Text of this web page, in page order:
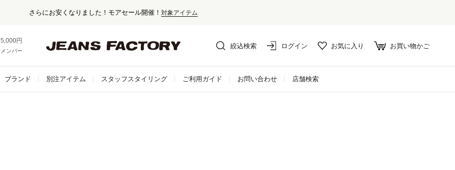
さらにお安くなりました！モアセール開催！ 対象アイテム
5,000円以上お買い上げで送料無料！
メンバー登録でお得な情報をゲット。さらに詳しく
絞込検索 ログイン お気に入り お買い物かご
ブランド 別注アイテム スタッフスタイリング ご利用ガイド お問い合わせ 店舗検索